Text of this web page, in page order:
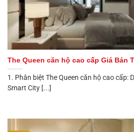
The Queen căn hộ cao cấp Giá Bán
1. Phân biệt The Queen căn hộ cao cấp:
Smart City [...]